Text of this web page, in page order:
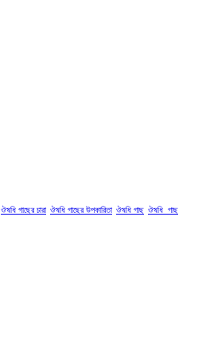
ঔষধি গাছের চারা ঔষধি গাছের উপকারিতা ঔষধি গাছ ঔষধি_গাছ